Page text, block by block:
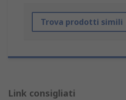
Trova prodotti simili
Link consigliati